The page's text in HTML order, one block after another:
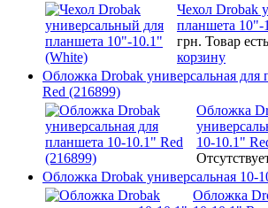
Чехол Drobak
планшета 10"-
грн. Товар
корзину
Обложка Drobak универсальная для
Red (216899)
Обложка
10-10.1"
Обложка Drobak универсальная 10-
Обложка